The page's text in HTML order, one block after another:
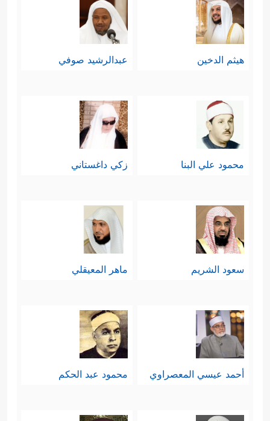
هيثم الدخين عبدالرشيد صوفي
محمود علي البنا زكي داغستاني
سعود الشريم ماهر المعيقلي
أحمد عيسي المعصراوي محمود عبد الحكم